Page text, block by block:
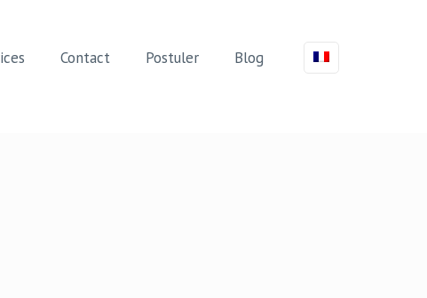
Contact Postuler Blog